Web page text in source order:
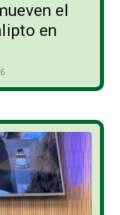
el
en